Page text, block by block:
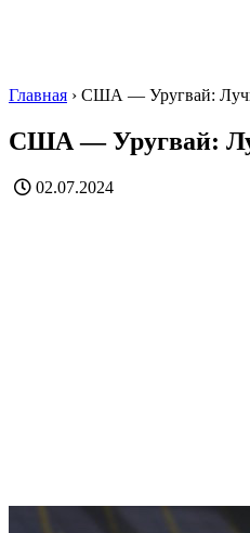
Главная › США — Уругвай:
США — Уругвай:
02.07.2024